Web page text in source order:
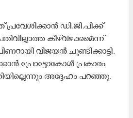
ഡി.ജി.പിക്ക്
കീഴ്‌വഴക്കമെന്ന്
വിജയൻ ചൂണ്ടിക്കാട്ടി.
പ്രോട്ടോകോൾ പ്രകാരം
അദ്ദേഹം പറഞ്ഞു.